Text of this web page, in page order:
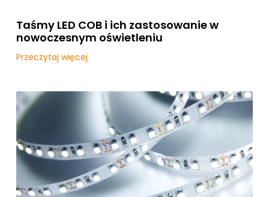
Taśmy LED COB i ich zastosowanie w
nowoczesnym oświetleniu
Przeczytaj więcej